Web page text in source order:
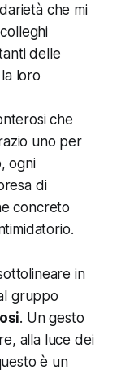
che mi
delle
loro
che
uno per
ogni
di
concreto
in
gruppo
. Un gesto
alla luce dei
è un